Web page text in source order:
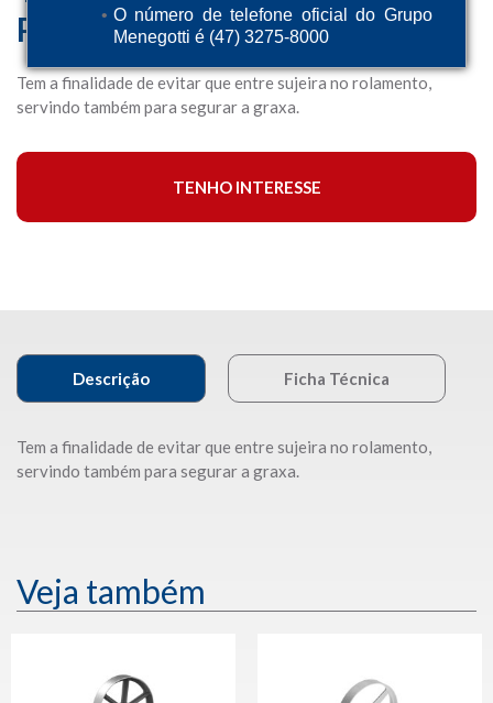
O número de telefone oficial do Grupo
Menegotti é (47) 3275-8000
Prime / Rental / Rental Max
Tem a finalidade de evitar que entre sujeira no rolamento,
servindo também para segurar a graxa.
TENHO INTERESSE
Descrição Ficha Técnica
Tem a finalidade de evitar que entre sujeira no rolamento,
servindo também para segurar a graxa.
Veja também